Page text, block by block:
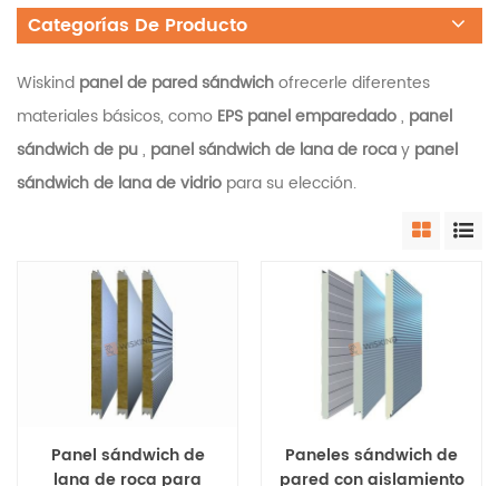
Categorías De Producto
Wiskind panel de pared sándwichofrecerle diferentes
materiales básicos, como EPS panel emparedado, panel
sándwich de pu, panel sándwich de lana de rocay panel
sándwich de lana de vidrio para su elección.
Panel sándwich de
lana de roca para
Paneles sándwich de
pared con aislamiento